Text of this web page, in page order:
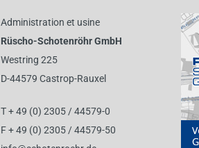
Administration et usine
Rüscho-Schotenröhr GmbH
Westring 225
D-44579 Castrop-Rauxel
T + 49 (0) 2305 / 44579-0
F + 49 (0) 2305 / 44579-50